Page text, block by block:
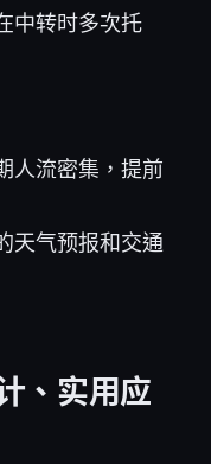
中转时多次托
人流密集，提前
天气预报和交通
、实用应